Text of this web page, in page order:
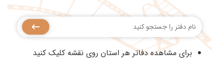
برای مشاهده دفاتر هر استان روی نقشه کلیک کنید